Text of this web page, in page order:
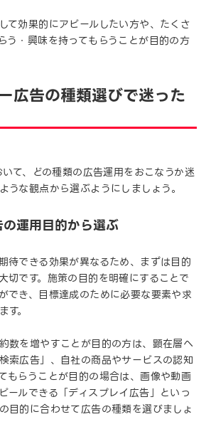
て効果的にアピールしたい方や、たくさ
う・興味を持ってもらうことが目的の方
広告の種類選びで迷った
て、どの種類の広告運用をおこなうか迷
うな観点から選ぶようにしましょう。
運用目的から選ぶ
待できる効果が異なるため、まずは目的
切です。施策の目的を明確にすることで
でき、目標達成のために必要な要素や求
。
数を増やすことが目的の方は、顕在層へ
索広告」、自社の商品やサービスの認知
もらうことが目的の場合は、画像や動画
ールできる「ディスプレイ広告」といっ
目的に合わせて広告の種類を選びましょ